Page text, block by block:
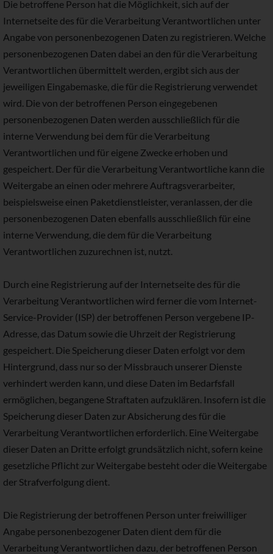
Die betroffene Person hat die Möglichkeit, sich auf der
Internetseite des für die Verarbeitung Verantwortlichen unter
Angabe von personenbezogenen Daten zu registrieren. Welche
personenbezogenen Daten dabei an den für die Verarbeitung
Verantwortlichen übermittelt werden, ergibt sich aus der
jeweiligen Eingabemaske, die für die Registrierung verwendet
wird. Die von der betroffenen Person eingegebenen
personenbezogenen Daten werden ausschließlich für die
interne Verwendung bei dem für die Verarbeitung
Verantwortlichen und für eigene Zwecke erhoben und
gespeichert. Der für die Verarbeitung Verantwortliche kann die
Weitergabe an einen oder mehrere Auftragsverarbeiter,
beispielsweise einen Paketdienstleister, veranlassen, der die
personenbezogenen Daten ebenfalls ausschließlich für eine
interne Verwendung, die dem für die Verarbeitung
Verantwortlichen zuzurechnen ist, nutzt.
Durch eine Registrierung auf der Internetseite des für die
Verarbeitung Verantwortlichen wird ferner die vom Internet-
Service-Provider (ISP) der betroffenen Person vergebene IP-
Adresse, das Datum sowie die Uhrzeit der Registrierung
gespeichert. Die Speicherung dieser Daten erfolgt vor dem
Hintergrund, dass nur so der Missbrauch unserer Dienste
verhindert werden kann, und diese Daten im Bedarfsfall
ermöglichen, begangene Straftaten aufzuklären. Insofern ist die
Speicherung dieser Daten zur Absicherung des für die
Verarbeitung Verantwortlichen erforderlich. Eine Weitergabe
dieser Daten an Dritte erfolgt grundsätzlich nicht, sofern keine
gesetzliche Pflicht zur Weitergabe besteht oder die Weitergabe
der Strafverfolgung dient.
Die Registrierung der betroffenen Person unter freiwilliger
Angabe personenbezogener Daten dient dem für die
Verarbeitung Verantwortlichen dazu, der betroffenen Person